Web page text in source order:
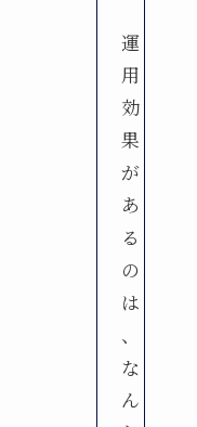
運
用
効
果
が
あ
る
の
は
、
な
ん